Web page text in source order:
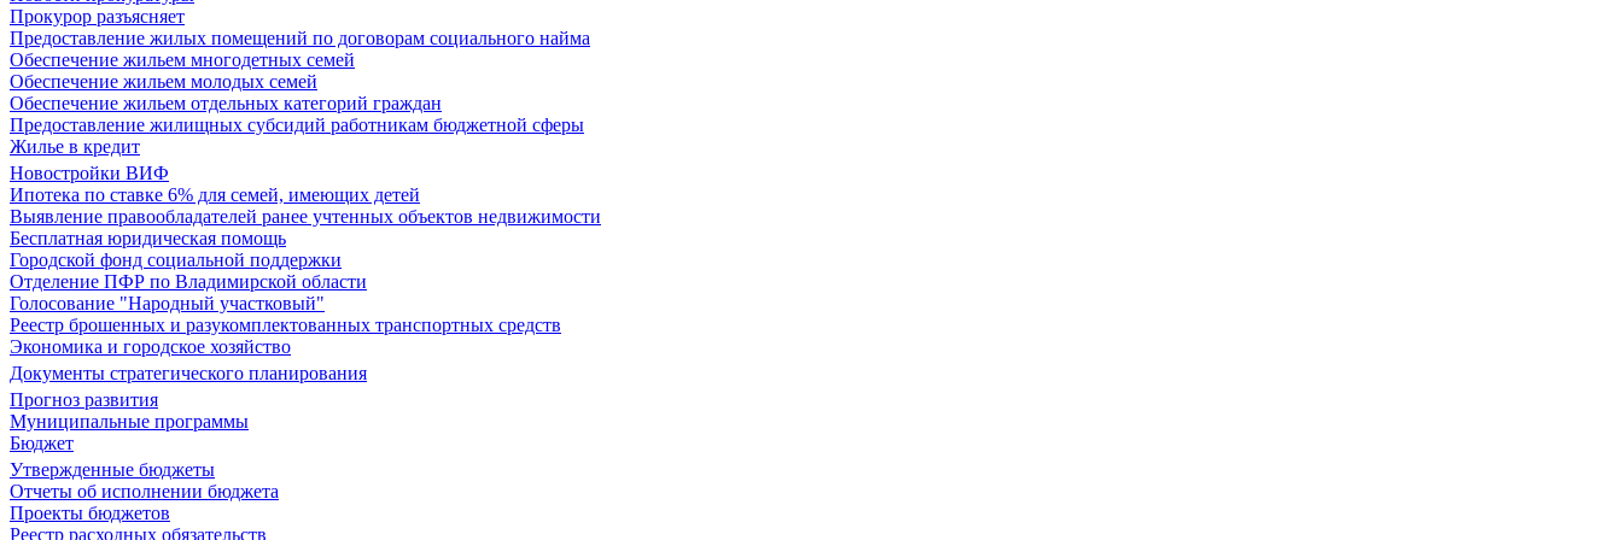
Прокурор разъясняет
Предоставление жилых помещений по договорам социального найма
Обеспечение жильем многодетных семей
Обеспечение жильем молодых семей
Обеспечение жильем отдельных категорий граждан
Предоставление жилищных субсидий работникам бюджетной сферы
Жилье в кредит
Новостройки ВИФ
Ипотека по ставке 6% для семей, имеющих детей
Выявление правообладателей ранее учтенных объектов недвижимости
Бесплатная юридическая помощь
Городской фонд социальной поддержки
Отделение ПФР по Владимирской области
Голосование "Народный участковый"
Реестр брошенных и разукомплектованных транспортных средств
Экономика и городское хозяйство
Документы стратегического планирования
Прогноз развития
Муниципальные программы
Бюджет
Утвержденные бюджеты
Отчеты об исполнении бюджета
Проекты бюджетов
Реестр расходных обязательств